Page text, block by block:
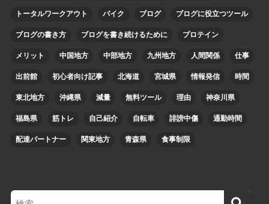
トータルワークアウト バイク ブログ ブログに役立つツール
ブログの書き方 ブログを書き続けるために プロテイン
メリット 中国地方 中部地方 九州地方 人間関係 仕事
出前館 初心者向け記事 北海道 宮城県 情報発信 時間
東北地方 沖縄県 減量 無料ツール 理由 神奈川県
福島県 筋トレ 自己紹介 自転車 誹謗中傷 通勤時間
配達パートナー 関東地方 青森県 食事制限